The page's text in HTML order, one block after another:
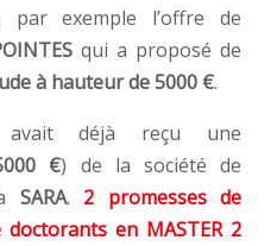
par exemple l’offre de
qui a proposé de
à hauteur de 5000 €.
déjà reçu une
€) de la société de
SARA. 2 promesses de
en MASTER 2